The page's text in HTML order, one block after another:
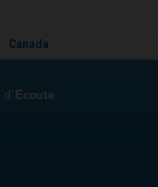
Canada